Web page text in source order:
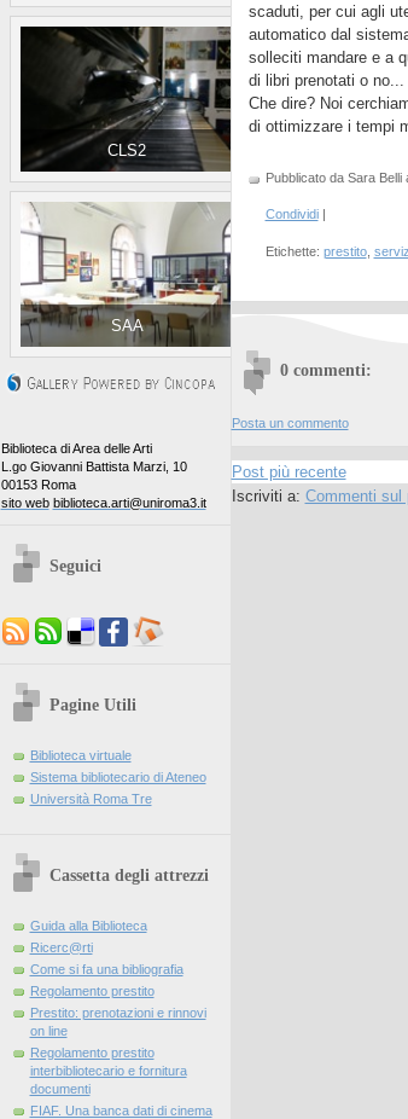
CLS2
SAA
Biblioteca di Area delle Arti
L.go Giovanni Battista Marzi, 10
00153 Roma
sito web biblioteca.arti@uniroma3.it
Seguici
Pagine Utili
Biblioteca virtuale
Sistema bibliotecario di Ateneo
Università Roma Tre
Cassetta degli attrezzi
Guida alla Biblioteca
Ricerc@rti
Come si fa una bibliografia
Regolamento prestito
Prestito: prenotazioni e rinnovi
on line
Regolamento prestito
interbibliotecario e fornitura
documenti
FIAF. Una banca dati di cinema
scaduti, per cui agli
automatico dal
solleciti mandare e a
di libri prenotati o
Che dire? Noi
di ottimizzare i tempi
Pubblicato da Sara Belli
Condividi
Etichette: prestito,
0 commenti:
Posta un commento
Post più recente
Iscriviti a: Commenti sul